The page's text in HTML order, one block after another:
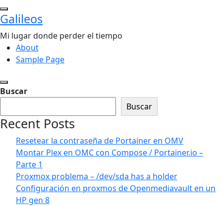
Saltar
al
Galileos
Mi lugar donde perder el tiempo
About
Sample Page
Buscar
Buscar
Recent Posts
Resetear la contraseña de Portainer en OMV
Montar Plex en OMC con Compose / Portainer.io –
Parte 1
Proxmox problema – /dev/sda has a holder
Configuración en proxmos de Openmediavault en un
HP gen 8